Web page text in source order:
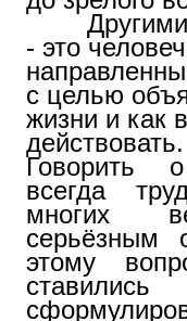
Другими
- это
с целью
жизни и как
действовать.
Говорить
всегда
многих
серьёзным
этому